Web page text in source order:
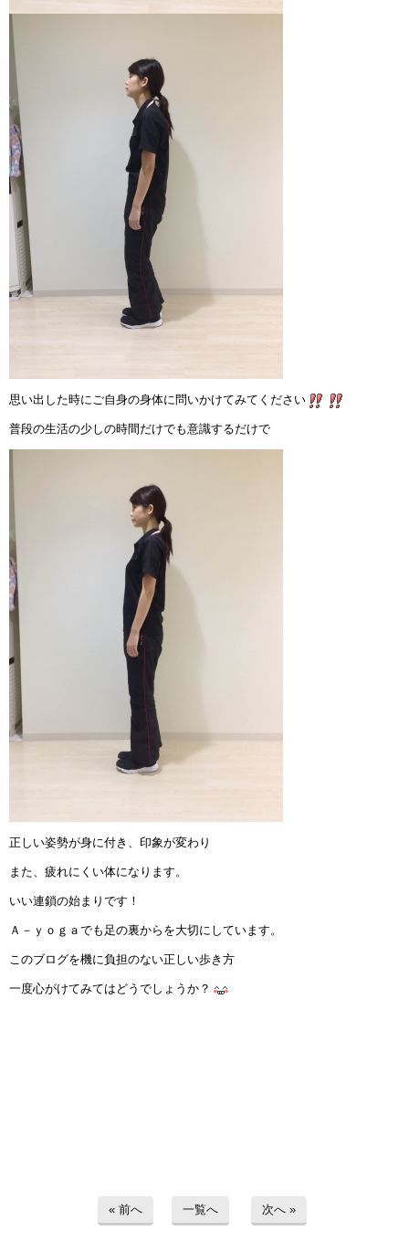
思い出した時にご自身の身体に問いかけてみてください
普段の生活の少しの時間だけでも意識するだけで
正しい姿勢が身に付き、印象が変わり
また、疲れにくい体になります。
いい連鎖の始まりです！
Ａ－ｙｏｇａでも足の裏からを大切にしています。
このブログを機に負担のない正しい歩き方
一度心がけてみてはどうでしょうか？
« 前へ 一覧へ 次へ »